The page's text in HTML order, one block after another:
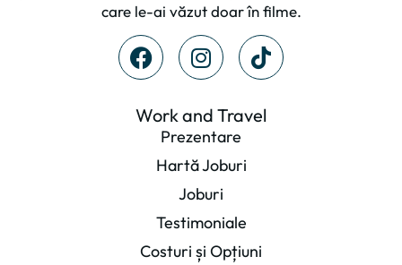
care le-ai văzut doar în filme.
Work and Travel
Prezentare
Hartă Joburi
Joburi
Testimoniale
Costuri și Opțiuni